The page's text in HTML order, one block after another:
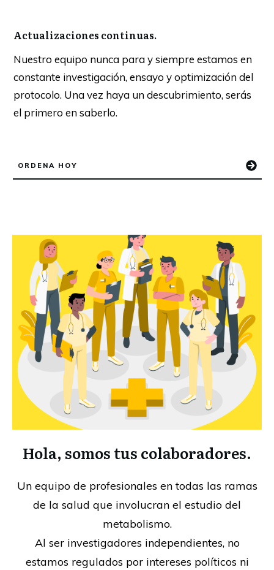
Actualizaciones continuas.
Nuestro equipo nunca para y siempre estamos en
constante investigación, ensayo y optimización del
protocolo. Una vez haya un descubrimiento, serás
el primero en saberlo.
ORDENA HOY
Hola, somos tus colaboradores.
Un equipo de profesionales en todas las ramas
de la salud que involucran el estudio del
metabolismo.
Al ser investigadores independientes, no
estamos regulados por intereses políticos ni